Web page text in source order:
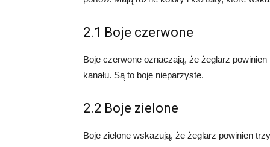
2.1 Boje czerwone
Boje czerwone oznaczają, że żeglarz
kanału. Są to boje nieparzyste.
2.2 Boje zielone
Boje zielone wskazują, że żeglarz powinien